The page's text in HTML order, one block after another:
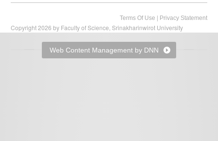
Terms Of Use | Privacy Statement
Copyright 2026 by Faculty of Science, Srinakharinwirot University
Web Content Management by DNN